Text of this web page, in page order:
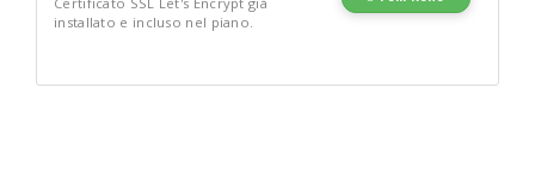
installato e incluso nel piano.